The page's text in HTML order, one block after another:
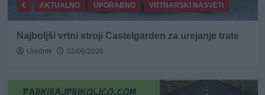
€ AKTUALNO UPORABNO VRTNARSKI NASVETI
Najboljši vrtni stroji Castelgarden za urejanje trate
Urednik 02/06/2026